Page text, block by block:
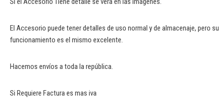
El Accesorio puede tener detalles de uso normal y de almacenaje, pero su
funcionamiento es el mismo excelente.
Hacemos envíos a toda la república.
Si Requiere Factura es mas iva